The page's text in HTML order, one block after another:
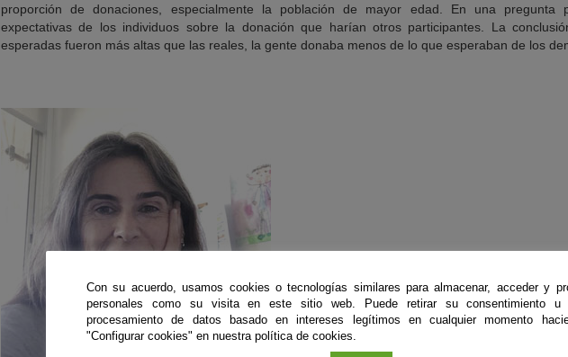
proporción de donaciones, especialmente la población de mayor edad. En una pregunta
expectativas de los individuos sobre la donación que harían otros participantes. La
esperadas fueron más altas que las reales, la gente donaba menos de lo que esperaban de los
Con su acuerdo, usamos cookies o tecnologías similares para almacenar, acceder y
personales como su visita en este sitio web. Puede retirar su consentimiento u
procesamiento de datos basado en intereses legítimos en cualquier momento
"Configurar cookies" en nuestra política de cookies.